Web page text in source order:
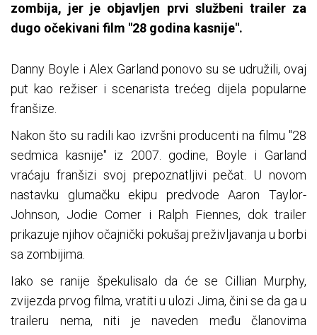
zombija, jer je objavljen prvi službeni trailer za
dugo očekivani film "28 godina kasnije".
Danny Boyle i Alex Garland ponovo su se udružili, ovaj
put kao režiser i scenarista trećeg dijela popularne
franšize.
Nakon što su radili kao izvršni producenti na filmu "28
sedmica kasnije" iz 2007. godine, Boyle i Garland
vraćaju franšizi svoj prepoznatljivi pečat. U novom
nastavku glumačku ekipu predvode Aaron Taylor-
Johnson, Jodie Comer i Ralph Fiennes, dok trailer
prikazuje njihov očajnički pokušaj preživljavanja u borbi
sa zombijima.
Iako se ranije špekulisalo da će se Cillian Murphy,
zvijezda prvog filma, vratiti u ulozi Jima, čini se da ga u
traileru nema, niti je naveden među članovima